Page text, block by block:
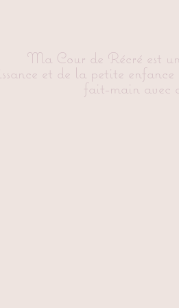
Ma Cour de Récré est
et de la petite
fait-main avec